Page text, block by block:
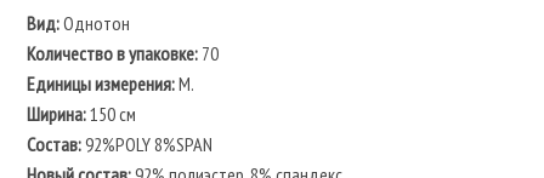
Вид:Однотон
Количество в упаковке:70
Единицы измерения:M.
Ширина:150 см
Состав:92%POLY 8%SPAN